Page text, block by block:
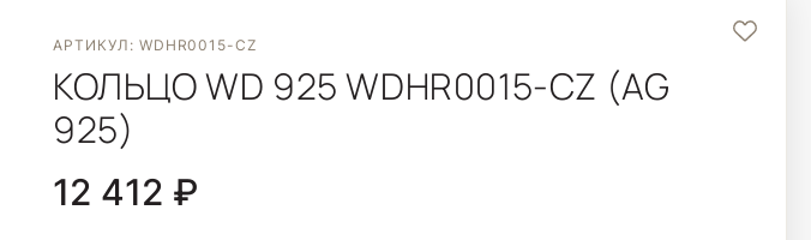
АРТИКУЛ: WDHR0015-CZ
КОЛЬЦО WD 925 WDHR0015-CZ (AG
925)
12 412 ₽